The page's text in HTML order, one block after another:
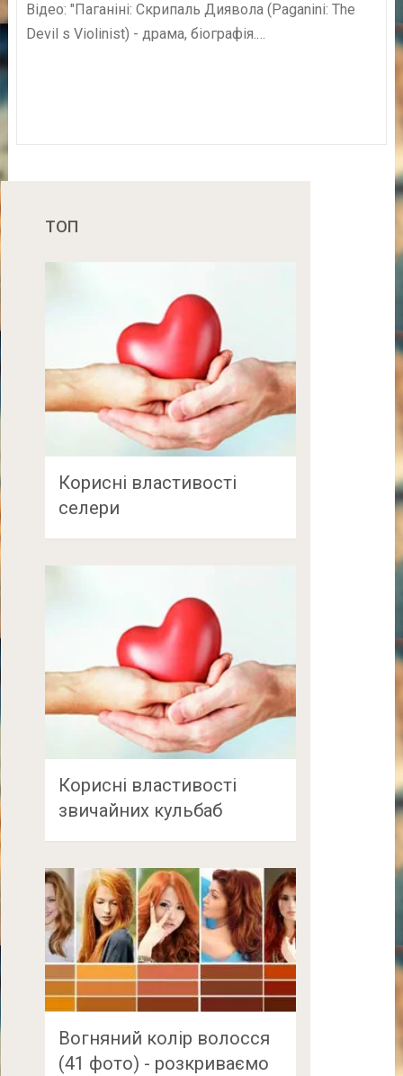
Відео: "Паганіні: Скрипаль Диявола (Paganini: The
Devil s Violinist) - драма, біографія.…
ТОП
Корисні властивості
селери
Корисні властивості
звичайних кульбаб
Вогняний колір волосся
(41 фото) - розкриваємо